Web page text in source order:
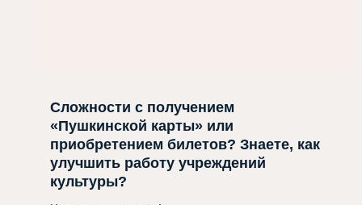
Сложности с получением
«Пушкинской карты» или
приобретением билетов? Знаете, как
улучшить работу учреждений
культуры?